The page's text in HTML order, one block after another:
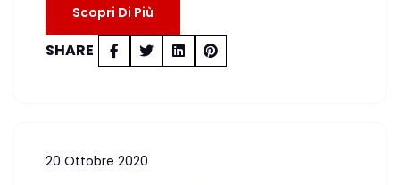
Scopri Di Più
SHARE
20 Ottobre 2020